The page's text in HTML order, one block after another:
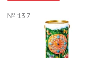
№ 137